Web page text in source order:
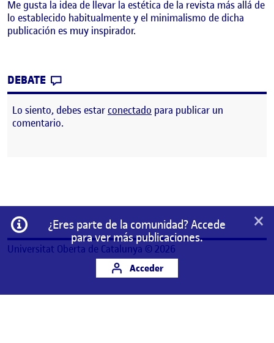
Me gusta la idea de llevar la estética de la revista más allá de
lo establecido habitualmente y el minimalismo de dicha
publicación es muy inspirador.
DEBATE
Lo siento, debes estarconectado para publicar un
comentario.
Información
¿Eres parte de la comunidad? Accede
para ver más publicaciones.
Acceder
×
Universitat Oberta de Catalunya © 2026